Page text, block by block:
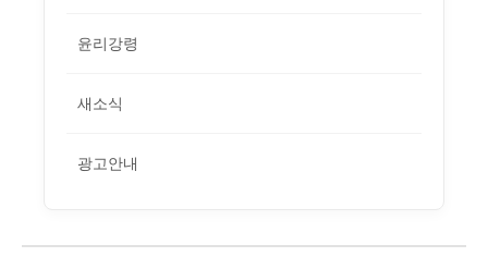
윤리강령
새소식
광고안내